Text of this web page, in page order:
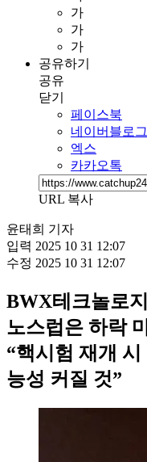
가
가
가
공유하기
공유
닫기
페이스북
네이버블로그
엑스
카카오톡
URL 복사
윤태희 기자
입력 2025 10 31 12:07
수정 2025 10 31 12:07
BWX테크놀로
노스럽은 하락
“핵시험 재개
능성 커질 것”